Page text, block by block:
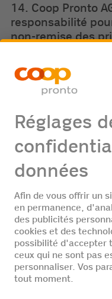
14. Coop Pronto
responsabilité
non-remise des
partielle des
15. Seules les
16. Les données
conformément à
30.09.2026.